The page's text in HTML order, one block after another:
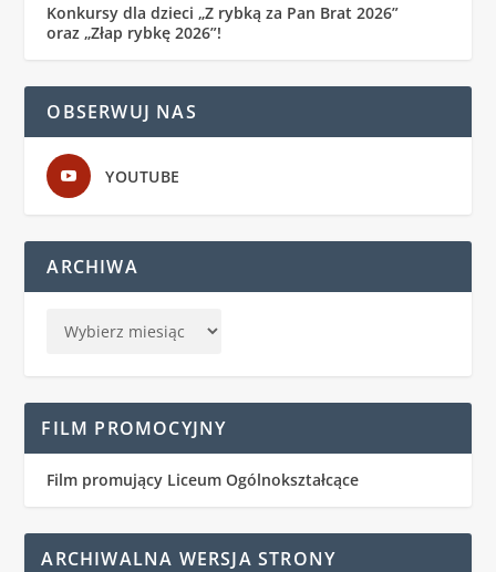
Konkursy dla dzieci „Z rybką za Pan Brat 2026”
oraz „Złap rybkę 2026”!
OBSERWUJ NAS
YOUTUBE
ARCHIWA
FILM PROMOCYJNY
Film promujący Liceum Ogólnokształcące
ARCHIWALNA WERSJA STRONY